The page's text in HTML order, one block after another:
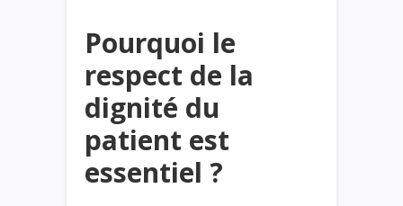
Pourquoi le
respect de la
dignité du
patient est
essentiel ?